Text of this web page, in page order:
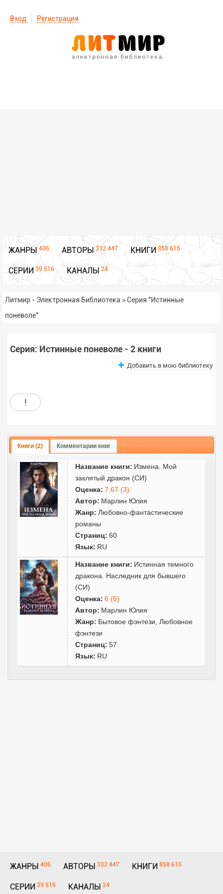
Вход Регистрация
ЖАНРЫ 406 АВТОРЫ 332 447 КНИГИ 858 615
СЕРИИ 39 516 КАНАЛЫ 24
Литмир - Электронная Библиотека >Серия "Истинные
поневоле"
Серия: Истинные поневоле - 2 книги
Добавить в мою библиотеку
!
Книги (2) Комментарии книг
Название книги: Измена. Мой
заклятый дракон (СИ)
Оценка: 7.67 (3)
Автор: Марлин Юлия
Жанр: Любовно-фантастические
романы
Страниц: 60
Язык: RU
Название книги: Истинная темного
дракона. Наследник для бывшего
(СИ)
Оценка: 6 (5)
Автор: Марлин Юлия
Жанр: Бытовое фэнтези
Любовное
фэнтези
Страниц: 57
Язык: RU
ЖАНРЫ 406 АВТОРЫ 332 447 КНИГИ 858 615
СЕРИИ 39 516 КАНАЛЫ 24